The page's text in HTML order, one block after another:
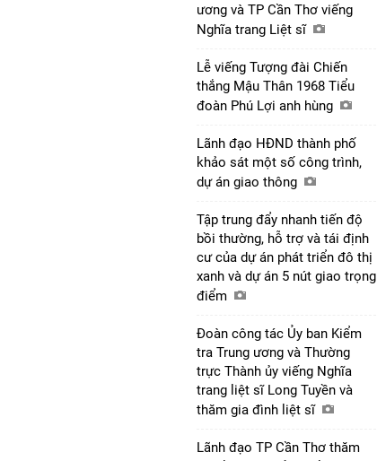
ương và TP Cần Thơ viếng
Nghĩa trang Liệt sĩ
Lễ viếng Tượng đài Chiến
thắng Mậu Thân 1968 Tiểu
đoàn Phú Lợi anh hùng
Lãnh đạo HĐND thành phố
khảo sát một số công trình,
dự án giao thông
Tập trung đẩy nhanh tiến độ
bồi thường, hỗ trợ và tái định
cư của dự án phát triển đô thị
xanh và dự án 5 nút giao trọng
điểm
Đoàn công tác Ủy ban Kiểm
tra Trung ương và Thường
trực Thành ủy viếng Nghĩa
trang liệt sĩ Long Tuyền và
thăm gia đình liệt sĩ
Lãnh đạo TP Cần Thơ thăm